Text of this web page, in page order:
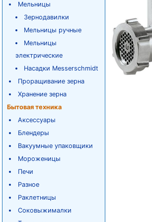
Мельницы
Зернодавилки
Мельницы ручные
Мельницы
электрические
Насадки Messerschmidt
Проращивание зерна
Хранение зерна
Бытовая техника
Аксессуары
Блендеры
Вакуумные упаковщики
Мороженицы
Печи
Разное
Раклетницы
Соковыжималки